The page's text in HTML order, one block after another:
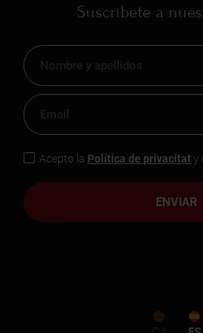
Suscríbete a
ENVIAR
Acepto la Política de privacitat y